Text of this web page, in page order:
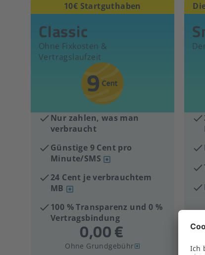
10€ Startguthaben
Classic
Ohne Fixkosten &
Vertragslaufzeit
Nur zahlen, was man
verbraucht
Günstige 9 Cent pro
Minute/SMS
24 Cent je verbrauchtem
MB
100 % Transparenz und 0 %
Vertragsbindung
Ohne Grundgebühr